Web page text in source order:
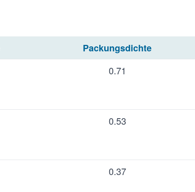
Packungsdichte
0.71
0.53
0.37